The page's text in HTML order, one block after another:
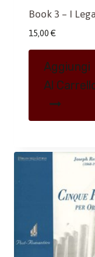
Book 3 – I
15,00 €
Aggiungi
Al